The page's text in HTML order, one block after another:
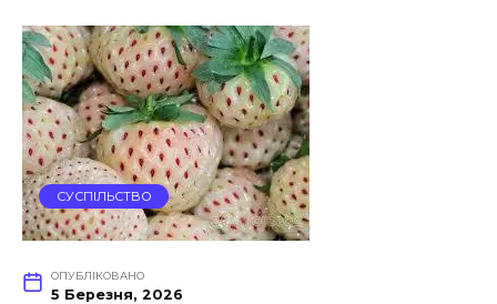
СУСПІЛЬСТВО
ОПУБЛІКОВАНО
5 Березня, 2026